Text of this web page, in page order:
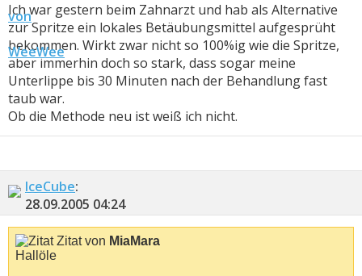
Ich war gestern beim Zahnarzt und hab als Alternative
zur Spritze ein lokales Betäubungsmittel aufgesprüht
bekommen. Wirkt zwar nicht so 100%ig wie die Spritze,
aber immerhin doch so stark, dass sogar meine
Unterlippe bis 30 Minuten nach der Behandlung fast
taub war.
Ob die Methode neu ist weiß ich nicht.
IceCube:
28.09.2005 04:24
Zitat von MiaMara
Hallöle